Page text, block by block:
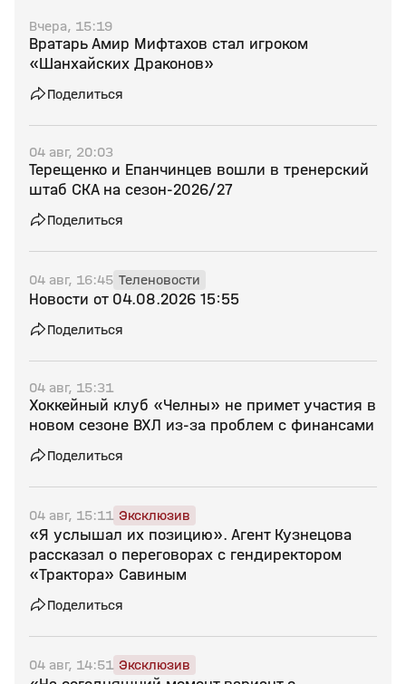
Вчера, 15:19
Вратарь Амир Мифтахов стал игроком
«Шанхайских Драконов»
Поделиться
04 авг, 20:03
Терещенко и Епанчинцев вошли в тренерский
штаб СКА на сезон‑2026/27
Поделиться
04 авг, 16:45 Теленовости
Новости от 04.08.2026 15:55
Поделиться
04 авг, 15:31
Хоккейный клуб «Челны» не примет участия в
новом сезоне ВХЛ из‑за проблем с финансами
Поделиться
04 авг, 15:11 Эксклюзив
«Я услышал их позицию». Агент Кузнецова
рассказал о переговорах с гендиректором
«Трактора» Савиным
Поделиться
04 авг, 14:51 Эксклюзив